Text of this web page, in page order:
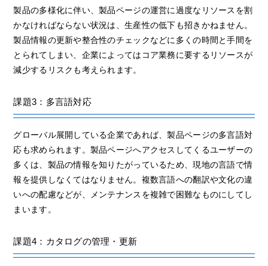
製品の多様化に伴い、製品ページの運営に過度なリソースを割
かなければならない状況は、生産性の低下も招きかねません。
製品情報の更新や整合性のチェックなどに多くの時間と手間を
とられてしまい、企業によってはコア業務に要するリソースが
減少するリスクも考えられます。
課題3：多言語対応
グローバル展開している企業であれば、製品ページの多言語対
応も求められます。製品ページへアクセスしてくるユーザーの
多くは、製品の情報を知りたがっているため、現地の言語で情
報を提供しなくてはなりません。複数言語への翻訳や文化の違
いへの配慮などが、メンテナンスを複雑で困難なものにしてし
まいます。
課題4：カタログの管理・更新